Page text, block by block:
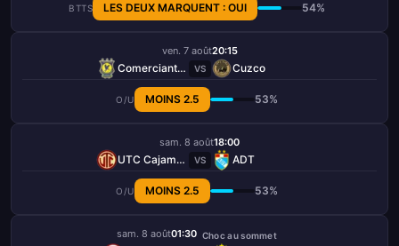
BTTS LES DEUX MARQUENT : OUI 54%
ven. 7 août20:15
Comerciantes Unidos VS Cuzco
O/U MOINS 2.5 53%
sam. 8 août18:00
UTC Cajamarca VS ADT
O/U MOINS 2.5 53%
sam. 8 août01:30 Choc au sommet